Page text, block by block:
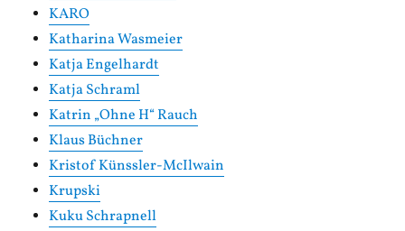
KARO
Katharina Wasmeier
Katja Engelhardt
Katja Schraml
Katrin „Ohne H“ Rauch
Klaus Büchner
Kristof Künssler-McIlwain
Krupski
Kuku Schrapnell